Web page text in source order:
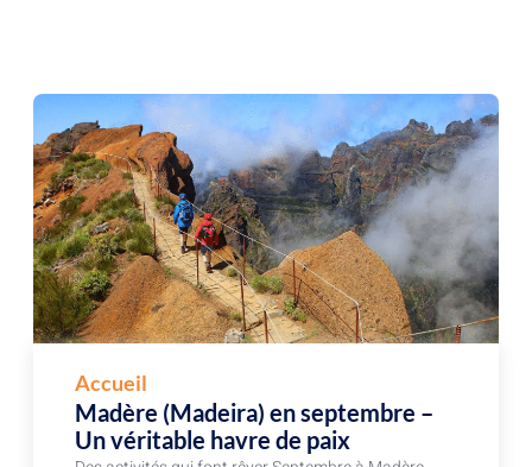
Accueil
Madère (Madeira) en septembre –
Un véritable havre de paix